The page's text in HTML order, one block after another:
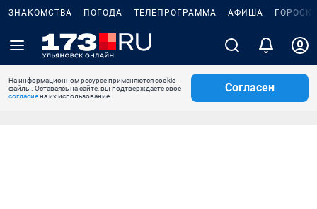
ЗНАКОМСТВА ПОГОДА ТЕЛЕПРОГРАММА АФИША
На информационном ресурсе применяются cookie-
файлы. Оставаясь на сайте, вы подтверждаете свое
согласиена их использование.
Согласен